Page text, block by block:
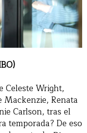
Celeste Wright,
Mackenzie, Renata
Carlson, tras el
temporada? De eso